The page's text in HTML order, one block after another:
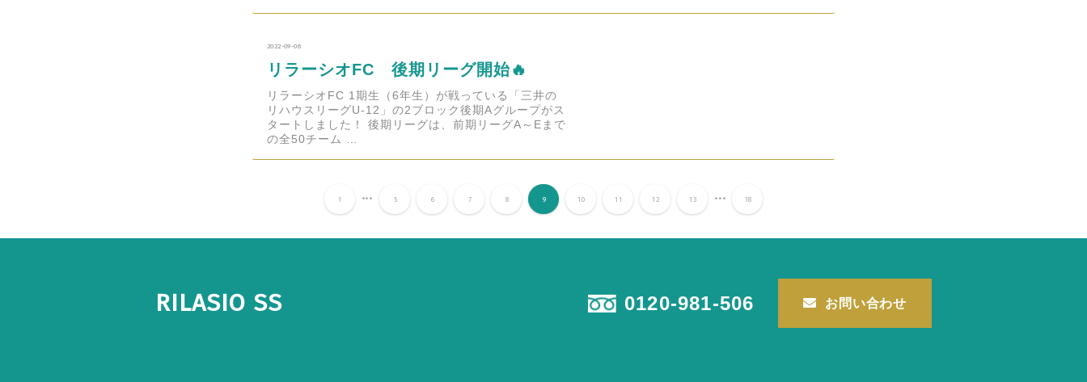
リラーシオFC 後期リーグ開始🔥
2022-09-06
リラーシオFC 1期生（6年生）が戦っている「三井の
リハウスリーグU-12」の2ブロック後期Aグループがス
タートしました！ 後期リーグは、前期リーグA～Eまで
の全50チーム …
1 ... 5 6 7 8 9 10 11 12 13 ... 18
RILASIO SS 0120-981-506 お問い合わせ